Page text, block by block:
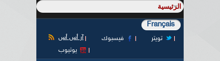
Français
آر أس أس فيسبوك
تويتر
يوتيوب